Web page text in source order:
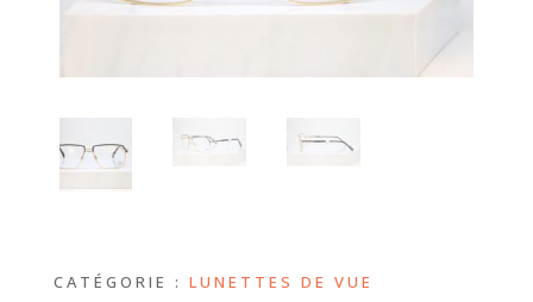
CATÉGORIE : LUNETTES DE VUE